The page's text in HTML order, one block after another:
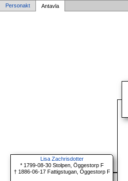
Personakt Antavla
Lisa Zachrisdotter
* 1799-08-30 Stolpen, Öggestorp F
† 1886-06-17 Fattigstugan, Öggestorp F